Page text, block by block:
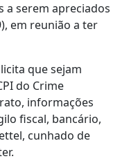
a serem apreciados
em reunião a ter
que sejam
do Crime
informações
fiscal, bancário,
cunhado de